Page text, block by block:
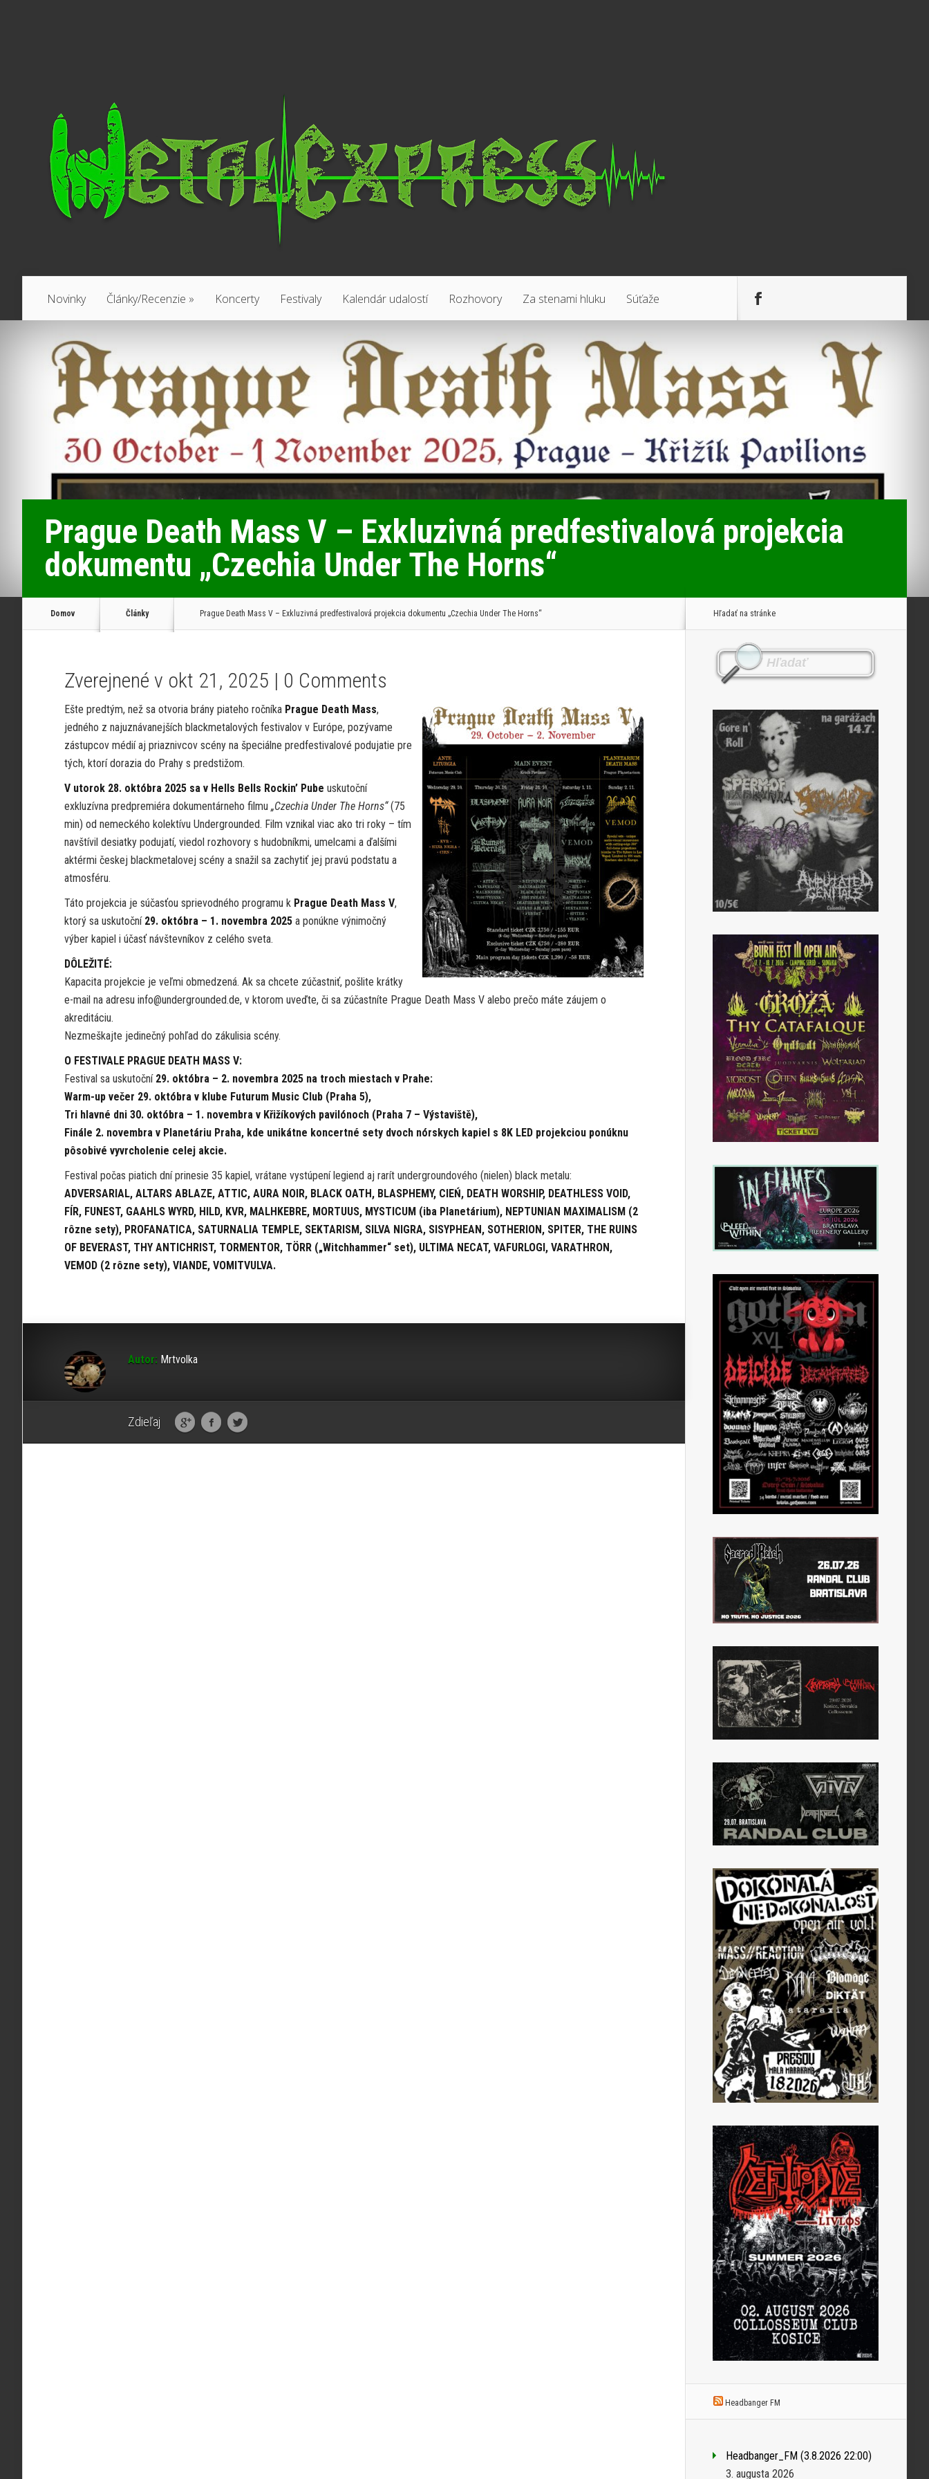
Novinky Články/Recenzie » Koncerty Festivaly Kalendár udalostí Rozhovory Za stenami hluku Súťaže
Prague Death Mass V – Exkluzivná predfestivalová projekcia
dokumentu „Czechia Under The Horns“
Domov Články Prague Death Mass V – Exkluzivná predfestivalová projekcia dokumentu „Czechia Under The Horns“
Zverejnené v okt 21, 2025 | 0 Comments
Ešte predtým, než sa otvoria brány piateho ročníka Prague Death Mass,
jedného z najuznávanejších blackmetalových festivalov v Európe, pozývame
zástupcov médií aj priaznivcov scény na špeciálne predfestivalové podujatie pre
tých, ktorí dorazia do Prahy s predstižom.
V utorok 28. októbra 2025 sa v Hells Bells Rockin’ Pube uskutoční
exkluzívna predpremiéra dokumentárneho filmu „Czechia Under The Horns“(75
min) od nemeckého kolektívu Undergrounded. Film vznikal viac ako tri roky – tím
navštívil desiatky podujatí, viedol rozhovory s hudobníkmi, umelcami a ďalšími
aktérmi českej blackmetalovej scény a snažil sa zachytiť jej pravú podstatu a
atmosféru.
Táto projekcia je súčasťou sprievodného programu k Prague Death Mass V,
ktorý sa uskutoční 29. októbra – 1. novembra 2025 a ponúkne výnimočný
výber kapiel i účasť návštevníkov z celého sveta.
DÔLEŽITÉ:
Kapacita projekcie je veľmi obmedzená. Ak sa chcete zúčastniť, pošlite krátky
e-mail na adresu info@undergrounded.de, v ktorom uveďte, či sa zúčastníte Prague Death Mass V alebo prečo máte záujem o
akreditáciu.
Nezmeškajte jedinečný pohľad do zákulisia scény.
O FESTIVALE PRAGUE DEATH MASS V:
Festival sa uskutoční 29. októbra – 2. novembra 2025 na troch miestach v Prahe:
Warm-up večer 29. októbra v klube Futurum Music Club (Praha 5),
Tri hlavné dni 30. októbra – 1. novembra v Křižíkových pavilónoch (Praha 7 – Výstaviště),
Finále 2. novembra v Planetáriu Praha, kde unikátne koncertné sety dvoch nórskych kapiel s 8K LED projekciou ponúknu
pôsobivé vyvrcholenie celej akcie.
Festival počas piatich dní prinesie 35 kapiel, vrátane vystúpení legiend aj rarít undergroundového (nielen) black metalu:
ADVERSARIAL, ALTARS ABLAZE, ATTIC, AURA NOIR, BLACK OATH, BLASPHEMY, CIEŃ, DEATH WORSHIP, DEATHLESS VOID,
FÍR, FUNEST, GAAHLS WYRD, HILD, KVR, MALHKEBRE, MORTUUS, MYSTICUM (iba Planetárium), NEPTUNIAN MAXIMALISM (2
rôzne sety), PROFANATICA, SATURNALIA TEMPLE, SEKTARISM, SILVA NIGRA, SISYPHEAN, SOTHERION, SPITER, THE RUINS
OF BEVERAST, THY ANTICHRIST, TORMENTOR, TÖRR („Witchhammer“ set), ULTIMA NECAT, VAFURLOGI, VARATHRON,
VEMOD (2 rôzne sety), VIANDE, VOMITVULVA.
Autor: Mrtvolka
Zdieľaj
Hľadať na stránke
Headbanger FM
Headbanger_FM (3.8.2026 22:00)
3. augusta 2026